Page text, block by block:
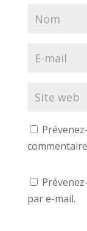
par e-mail.